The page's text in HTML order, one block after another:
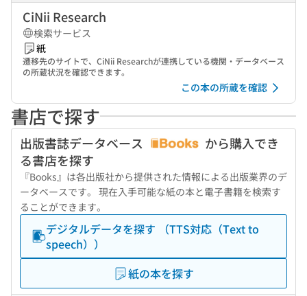
CiNii Research
検索サービス
紙
遷移先のサイトで、CiNii Researchが連携している機関・データベース
の所蔵状況を確認できます。
この本の所蔵を確認
書店で探す
出版書誌データベース
から購入でき
る書店を探す
『Books』は各出版社から提供された情報による出版業界のデ
ータベースです。 現在入手可能な紙の本と電子書籍を検索す
ることができます。
デジタルデータを探す （TTS対応（Text to
speech））
紙の本を探す